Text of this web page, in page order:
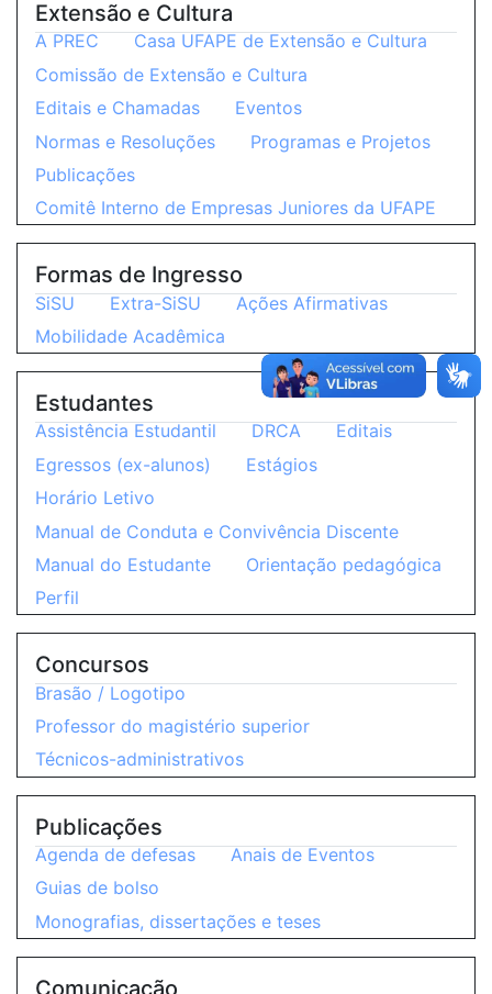
Extensão e Cultura
A PREC
Casa UFAPE de Extensão e Cultura
Comissão de Extensão e Cultura
Editais e Chamadas
Eventos
Normas e Resoluções
Programas e Projetos
Publicações
Comitê Interno de Empresas Juniores da UFAPE
Formas de Ingresso
SiSU Extra-SiSU
Ações Afirmativas
Mobilidade Acadêmica
Estudantes
Assistência Estudantil DRCA
Editais
Egressos (ex-alunos)
Estágios
Horário Letivo
Manual de Conduta e Convivência Discente
Manual do Estudante
Orientação pedagógica
Perfil
Concursos
Brasão / Logotipo
Professor do magistério superior
Técnicos-administrativos
Publicações
Agenda de defesas
Anais de Eventos
Guias de bolso
Monografias, dissertações e teses
Comunicação